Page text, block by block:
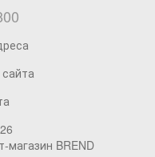
магазин BREND